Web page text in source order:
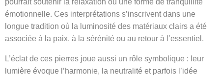
pourrait soutenir la relaxation ou une forme de tranquillité
émotionnelle. Ces interprétations s’inscrivent dans une
longue tradition où la luminosité des matériaux clairs a été
associée à la paix, à la sérénité ou au retour à l’essentiel.
L’éclat de ces pierres joue aussi un rôle symbolique : leur
lumière évoque l’harmonie, la neutralité et parfois l’idée